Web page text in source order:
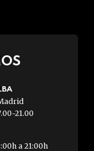
21.00
a 21:00h